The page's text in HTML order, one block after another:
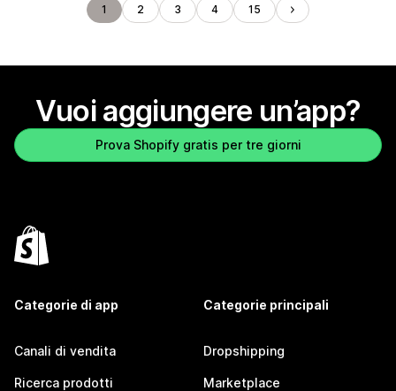
1 2 3 4 15
Vuoi aggiungere un’app?
Prova Shopify gratis per tre giorni
Categorie di app
Canali di vendita
Ricerca prodotti
Categorie principali
Dropshipping
Marketplace